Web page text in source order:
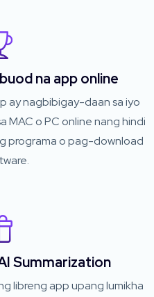
na app online
ay nagbibigay-daan sa iyo
MAC o PC online nang hindi
programa o pag-download
Summarization
libreng app upang lumikha